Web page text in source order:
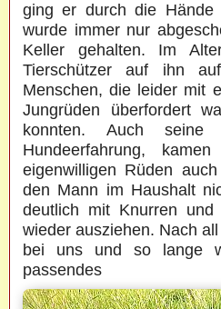
ging er durch die Hände
wurde immer nur
Keller gehalten. Im
Tierschützer auf ihn
Menschen, die leider mit
Jungrüden überfordert
konnten. Auch seine
Hundeerfahrung,
eigenwilligen Rüden
den Mann im Haushalt
deutlich mit Knurren und
wieder ausziehen. Nach
bei uns und so lange